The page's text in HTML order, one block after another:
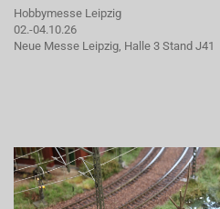
Hobbymesse Leipzig
02.-04.10.26
Neue Messe Leipzig, Halle 3 Stand J41